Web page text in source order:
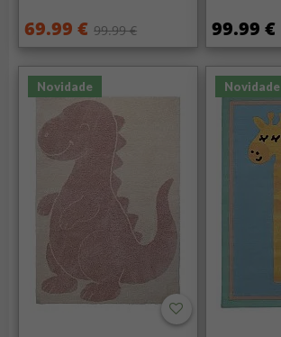
69.99 € 99.99 € 99.99 €
Novidade Novidade